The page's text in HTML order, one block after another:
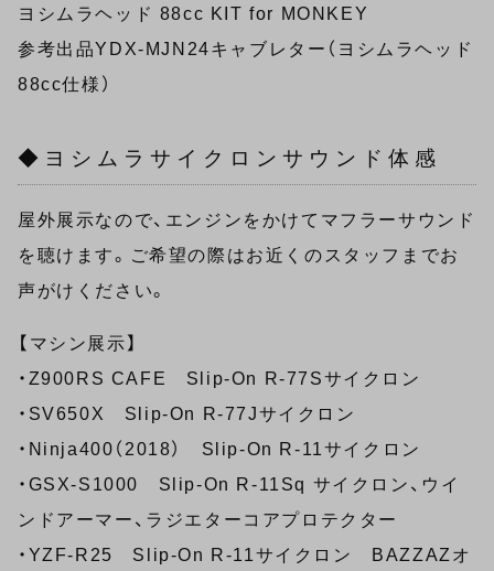
ヨシムラヘッド 88cc KIT for MONKEY
参考出品YDX-MJN24キャブレター（ヨシムラヘッド
88cc仕様）
◆ヨシムラサイクロンサウンド体感
屋外展示なので、エンジンをかけてマフラーサウンド
を聴けます。ご希望の際はお近くのスタッフまでお
声がけください。
【マシン展示】
・Z900RS CAFE Slip-On R-77Sサイクロン
・SV650X Slip-On R-77Jサイクロン
・Ninja400（2018） Slip-On R-11サイクロン
・GSX-S1000 Slip-On R-11Sq サイクロン、ウイ
ンドアーマー、ラジエターコアプロテクター
・YZF-R25 Slip-On R-11サイクロン BAZZAZオ